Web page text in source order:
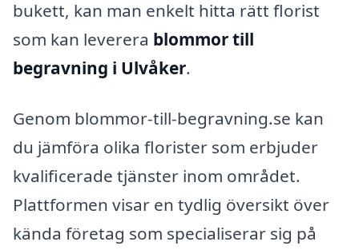
bukett, kan man enkelt hitta rätt florist
som kan leverera blommor till
begravning i Ulvåker.
Genom blommor-till-begravning.se kan
du jämföra olika florister som erbjuder
kvalificerade tjänster inom området.
Plattformen visar en tydlig översikt över
kända företag som specialiserar sig på